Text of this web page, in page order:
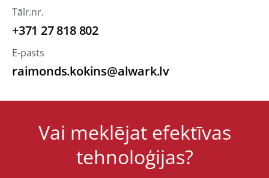
Tālr.nr.
+371 27 818 802
E-pasts
raimonds.kokins@alwark.lv
Vai meklējat efektīvas
tehnoloģijas?